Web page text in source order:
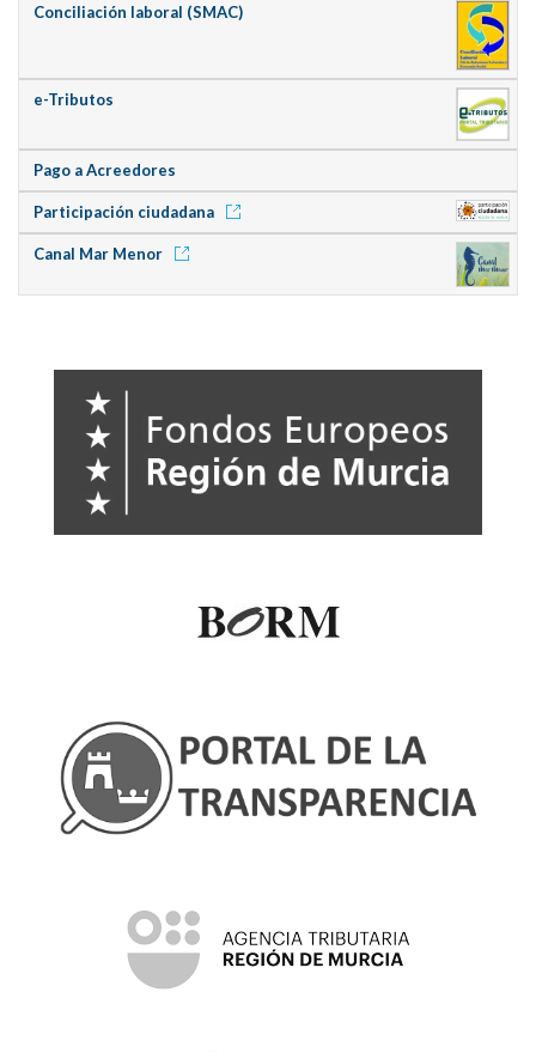
Conciliación laboral (SMAC)
e-Tributos
Pago a Acreedores
Participación ciudadana
Canal Mar Menor